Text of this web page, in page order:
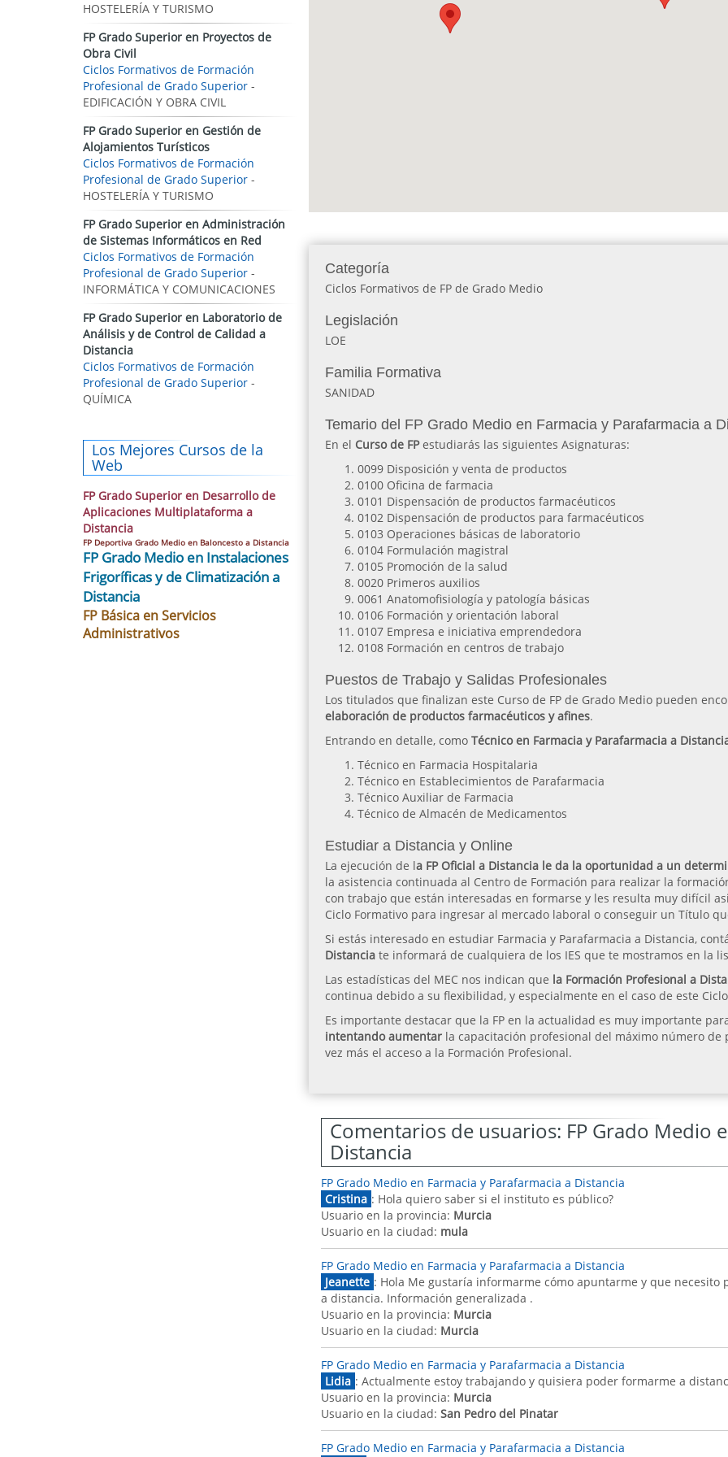
Categoría
Ciclos Formativos de FP de Grado Medio
Legislación
LOE
Familia Formativa
SANIDAD
Temario del FP Grado Medio en Farmacia y Parafarmacia a
En el Curso de FPestudiarás las siguientes Asignaturas:
0099 Disposición y venta de productos
0100 Oficina de farmacia
0101 Dispensación de productos farmacéuticos
0102 Dispensación de productos para farmacéuticos
0103 Operaciones básicas de laboratorio
0104 Formulación magistral
0105 Promoción de la salud
0020 Primeros auxilios
0061 Anatomofisiología y patología básicas
0106 Formación y orientación laboral
0107 Empresa e iniciativa emprendedora
0108 Formación en centros de trabajo
Puestos de Trabajo y Salidas Profesionales
Los titulados que finalizan este Curso de FP de Grado Medio pueden
elaboración de productos farmacéuticos y afines.
Entrando en detalle, como Técnico en Farmacia y Parafarmacia a
Técnico en Farmacia Hospitalaria
Técnico en Establecimientos de Parafarmacia
Técnico Auxiliar de Farmacia
Técnico de Almacén de Medicamentos
Estudiar a Distancia y Online
La ejecución de la FP Oficial a Distancia le da la oportunidad a un
la asistencia continuada al Centro de Formación para realizar la
con trabajo que están interesadas en formarse y les resulta muy difícil
Ciclo Formativo para ingresar al mercado laboral o conseguir un Título
Si estás interesado en estudiar Farmacia y Parafarmacia a Distancia,
Distancia te informará de cualquiera de los IES que te mostramos en la
Las estadísticas del MEC nos indican que la Formación Profesional a
continua debido a su flexibilidad, y especialmente en el caso de este
Es importante destacar que la FP en la actualidad es muy importante
intentando aumentarla capacitación profesional del máximo número de
vez más el acceso a la Formación Profesional.
Comentarios de usuarios: FP Grado Medio
Distancia
FP Grado Medio en Farmacia y Parafarmacia a Distancia
Cristina : Hola quiero saber si el instituto es público?
Usuario en la provincia: Murcia
Usuario en la ciudad: mula
FP Grado Medio en Farmacia y Parafarmacia a Distancia
Jeanette : Hola Me gustaría informarme cómo apuntarme y que
a distancia. Información generalizada .
Usuario en la provincia: Murcia
Usuario en la ciudad: Murcia
FP Grado Medio en Farmacia y Parafarmacia a Distancia
Lidia : Actualmente estoy trabajando y quisiera poder formarme a
Usuario en la provincia: Murcia
Usuario en la ciudad: San Pedro del Pinatar
FP Grado Medio en Farmacia y Parafarmacia a Distancia
HOSTELERÍA Y TURISMO
FP Grado Superior en Proyectos de
Obra Civil
Ciclos Formativos de Formación
Profesional de Grado Superior -
EDIFICACIÓN Y OBRA CIVIL
FP Grado Superior en Gestión de
Alojamientos Turísticos
Ciclos Formativos de Formación
Profesional de Grado Superior -
HOSTELERÍA Y TURISMO
FP Grado Superior en Administración
de Sistemas Informáticos en Red
Ciclos Formativos de Formación
Profesional de Grado Superior -
INFORMÁTICA Y COMUNICACIONES
FP Grado Superior en Laboratorio de
Análisis y de Control de Calidad a
Distancia
Ciclos Formativos de Formación
Profesional de Grado Superior -
QUÍMICA
Los Mejores Cursos de la
Web
FP Grado Superior en Desarrollo de
Aplicaciones Multiplataforma a
Distancia
FP Deportiva Grado Medio en Baloncesto a Distancia
FP Grado Medio en Instalaciones
Frigoríficas y de Climatización a
Distancia
FP Básica en Servicios
Administrativos